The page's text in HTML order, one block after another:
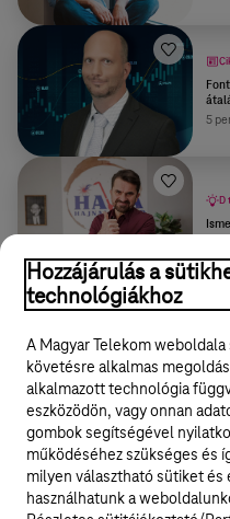
5
D
Legyél a Hello
Hozzájárulás a
technológiákhoz
A Magyar Telekom
követésre alkalmas
alkalmazott technológia
eszközödön, vagy onnan
gombok segítségével
működéséhez szükséges és
milyen választható sütiket és
használhatunk a